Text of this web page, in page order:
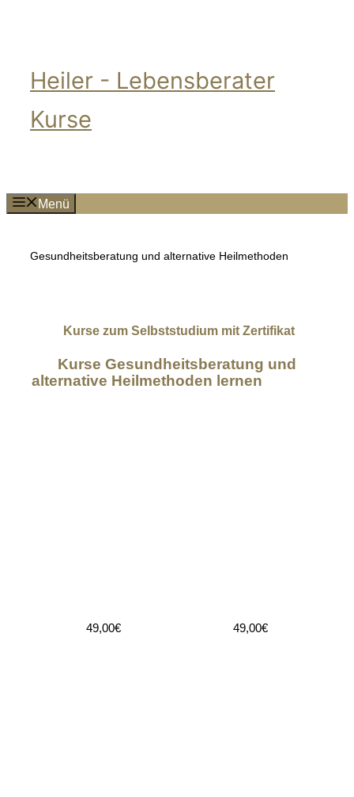
Heiler - Lebensberater
Kurse
Menü
Gesundheitsberatung und alternative Heilmethoden
Kurse zum Selbststudium mit Zertifikat
Kurse Gesundheitsberatung und
alternative Heilmethoden lernen
49,00€ 49,00€